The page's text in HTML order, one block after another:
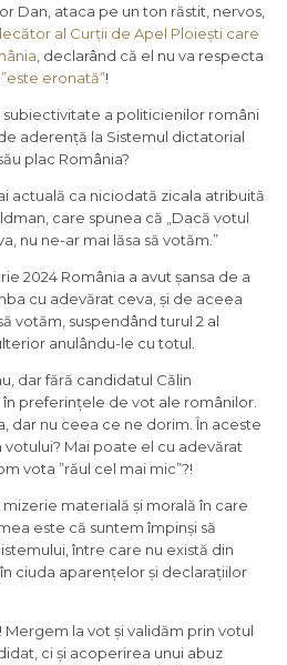
Dan, ataca pe un ton răstit, nervos,
al Curții de Apel Ploiești care
, declarând că el nu va respecta
”este eronată”!
a politicienilor români
aderență la Sistemul dictatorial
plac România?
actuală ca niciodată zicala atribuită
care spunea că „Dacă votul
nu ne-ar mai lăsa să votăm.”
2024 România a avut șansa de a
cu adevărat ceva, și de aceea
votăm, suspendând turul 2 al
anulându-le cu totul.
dar fără candidatul Călin
în preferințele de vot ale românilor.
dar nu ceea ce ne dorim. În aceste
Mai poate el cu adevărat
vota ”răul cel mai mic”?!
materială și morală în care
este că suntem împinși să
între care nu există din
ciuda aparențelor și declarațiilor
la vot și validăm prin votul
ci și acoperirea unui abuz